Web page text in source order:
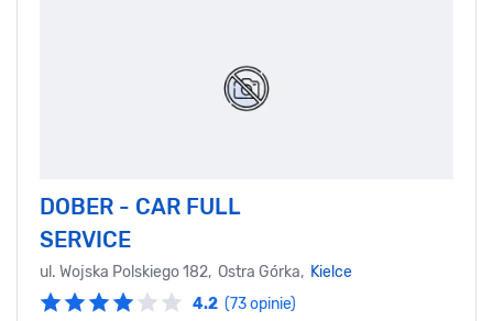
DOBER - CAR FULL
SERVICE
ul. Wojska Polskiego 182, Ostra Górka, Kielce
4.2 (73 opinie)